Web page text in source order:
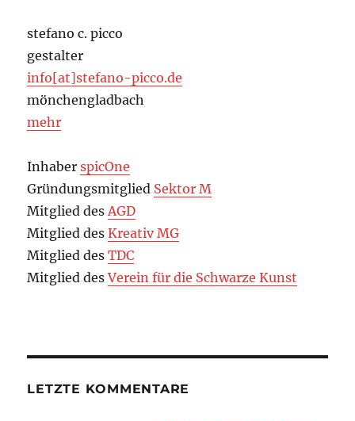
stefano c. picco
gestalter
info[at]stefano-picco.de
mönchengladbach
mehr
InhaberspicOne
Gründungsmitglied Sektor M
Mitglied des AGD
Mitglied desKreativ MG
Mitglied desTDC
Mitglied desVerein für die Schwarze Kunst
LETZTE KOMMENTARE